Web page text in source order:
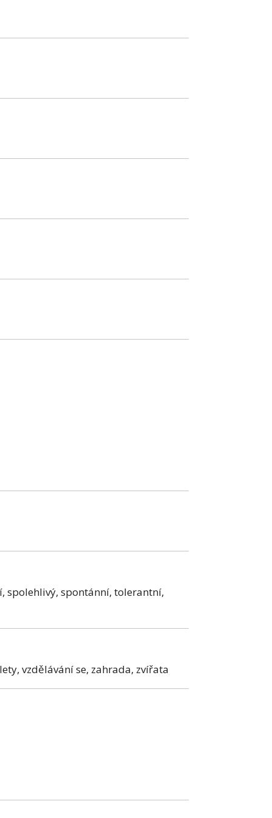
spolehlivý, spontánní, tolerantní,
vzdělávání se, zahrada, zvířata